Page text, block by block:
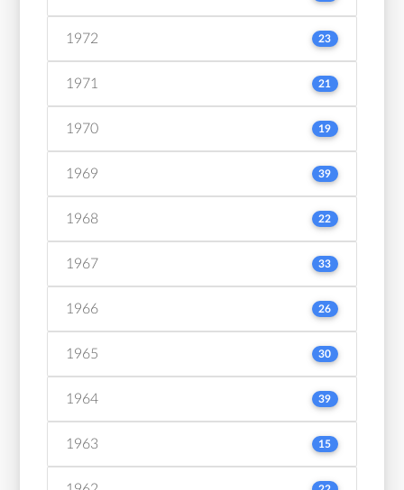
1972 23
1971 21
1970 19
1969 39
1968 22
1967 33
1966 26
1965 30
1964 39
1963 15